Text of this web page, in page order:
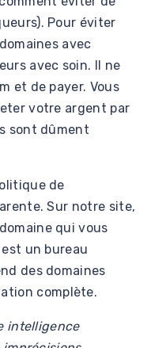
Pour éviter
avec
avec soin. Il ne
et de payer. Vous
votre argent par
sont dûment
de
Sur notre site,
qui vous
un bureau
des domaines
complète.
intelligence